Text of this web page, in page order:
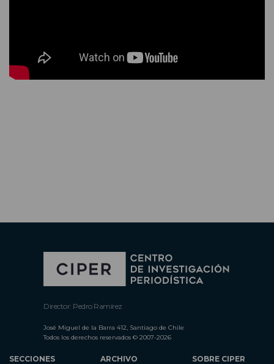
Director: Pedro Ramírez
José Miguel de la Barra 412, Santiago de Chile
Todos los derechos reservados © 2007-2026
SECCIONES
ARCHIVO
SOBRE CIPER